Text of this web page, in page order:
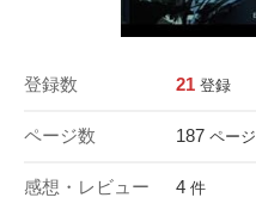
登録数 21 登録
ページ数 187 ページ
感想・レビュー 4 件